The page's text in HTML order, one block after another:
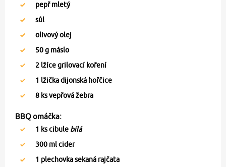
pepř mletý
sůl
olivový olej
50g máslo
2 lžíce grilovací koření
1 lžička dijonská hořčice
8 ks vepřová žebra
BBQ omáčka:
1 ks cibule bílá
300 ml cider
1 plechovka sekaná rajčata